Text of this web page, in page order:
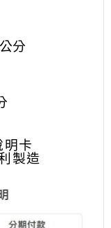
分
明卡
製造